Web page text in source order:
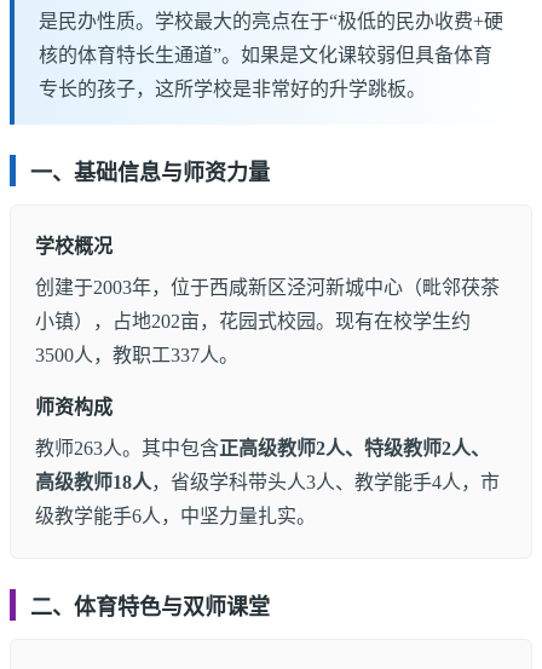
是民办性质。学校最大的亮点在于“极低的民办收费+硬
核的体育特长生通道”。如果是文化课较弱但具备体育
专长的孩子，这所学校是非常好的升学跳板。
一、基础信息与师资力量
学校概况
创建于2003年，位于西咸新区泾河新城中心（毗邻茯茶
小镇），占地202亩，花园式校园。现有在校学生约
3500人，教职工337人。
师资构成
教师263人。其中包含正高级教师2人、特级教师2人、
高级教师18人，省级学科带头人3人、教学能手4人，市
级教学能手6人，中坚力量扎实。
二、体育特色与双师课堂